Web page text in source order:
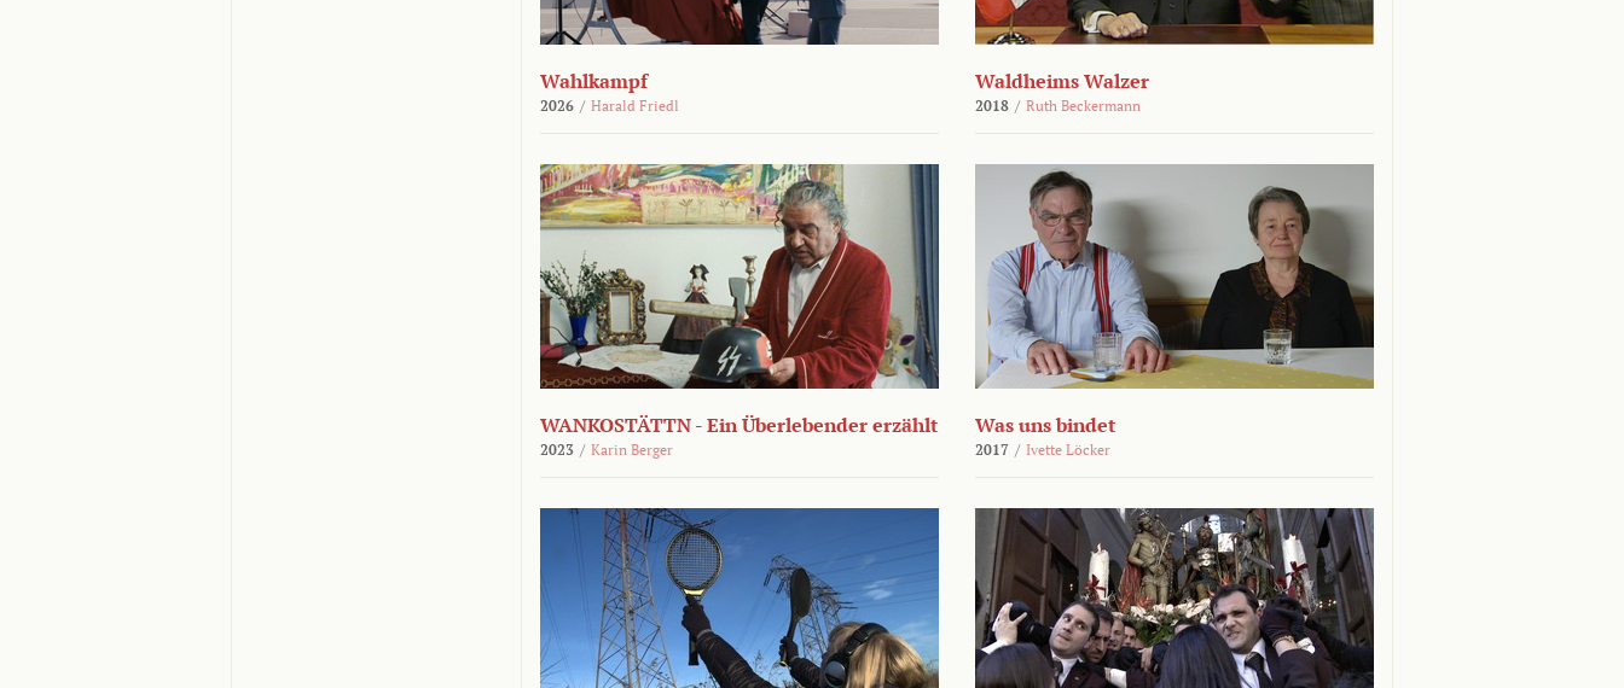
Wahlkampf
2026 / Harald Friedl
Waldheims Walzer
2018 / Ruth Beckermann
WANKOSTÄTTN - Ein Überlebender erzählt
2023 / Karin Berger
Was uns bindet
2017 / Ivette Löcker